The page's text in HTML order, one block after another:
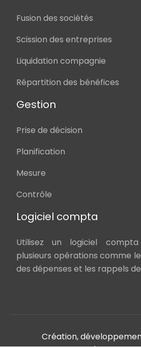
Fusion des sociétés
Scission des entreprises
Liquidation compagnie
Répartition des bénéfices
Gestion
Prise de décision
Planification
Mesure
Contrôle
Logiciel compta
Utilisez un logiciel
plusieurs opérations comme
des dépenses et les rappels
Création,